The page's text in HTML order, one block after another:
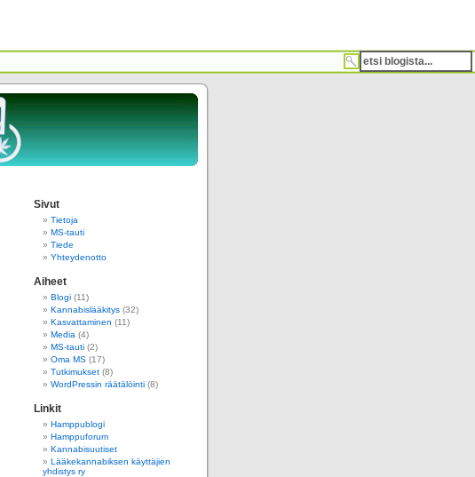
Sivut
Tietoja
MS-tauti
Tiede
Yhteydenotto
Aiheet
Blogi (11)
Kannabislääkitys (32)
Kasvattaminen (11)
Media (4)
MS-tauti (2)
Oma MS (17)
Tutkimukset (8)
WordPressin räätälöinti (8)
Linkit
Hamppublogi
Hamppuforum
Kannabisuutiset
Lääkekannabiksen käyttäjien
yhdistys ry